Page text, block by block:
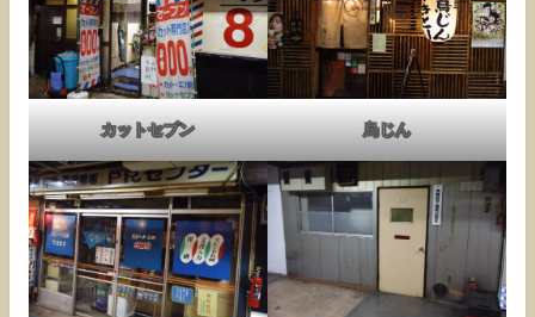
カットセブン 鳥じん